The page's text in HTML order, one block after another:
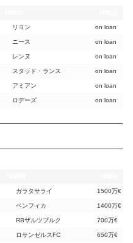
リヨン on loan
ニース on loan
レンヌ on loan
スタッド・ランス on loan
アミアン on loan
ロデーズ on loan
ガラタサライ 1500万€
ベンフィカ 1400万€
RBザルツブルク 700万€
ロサンゼルスFC 650万€